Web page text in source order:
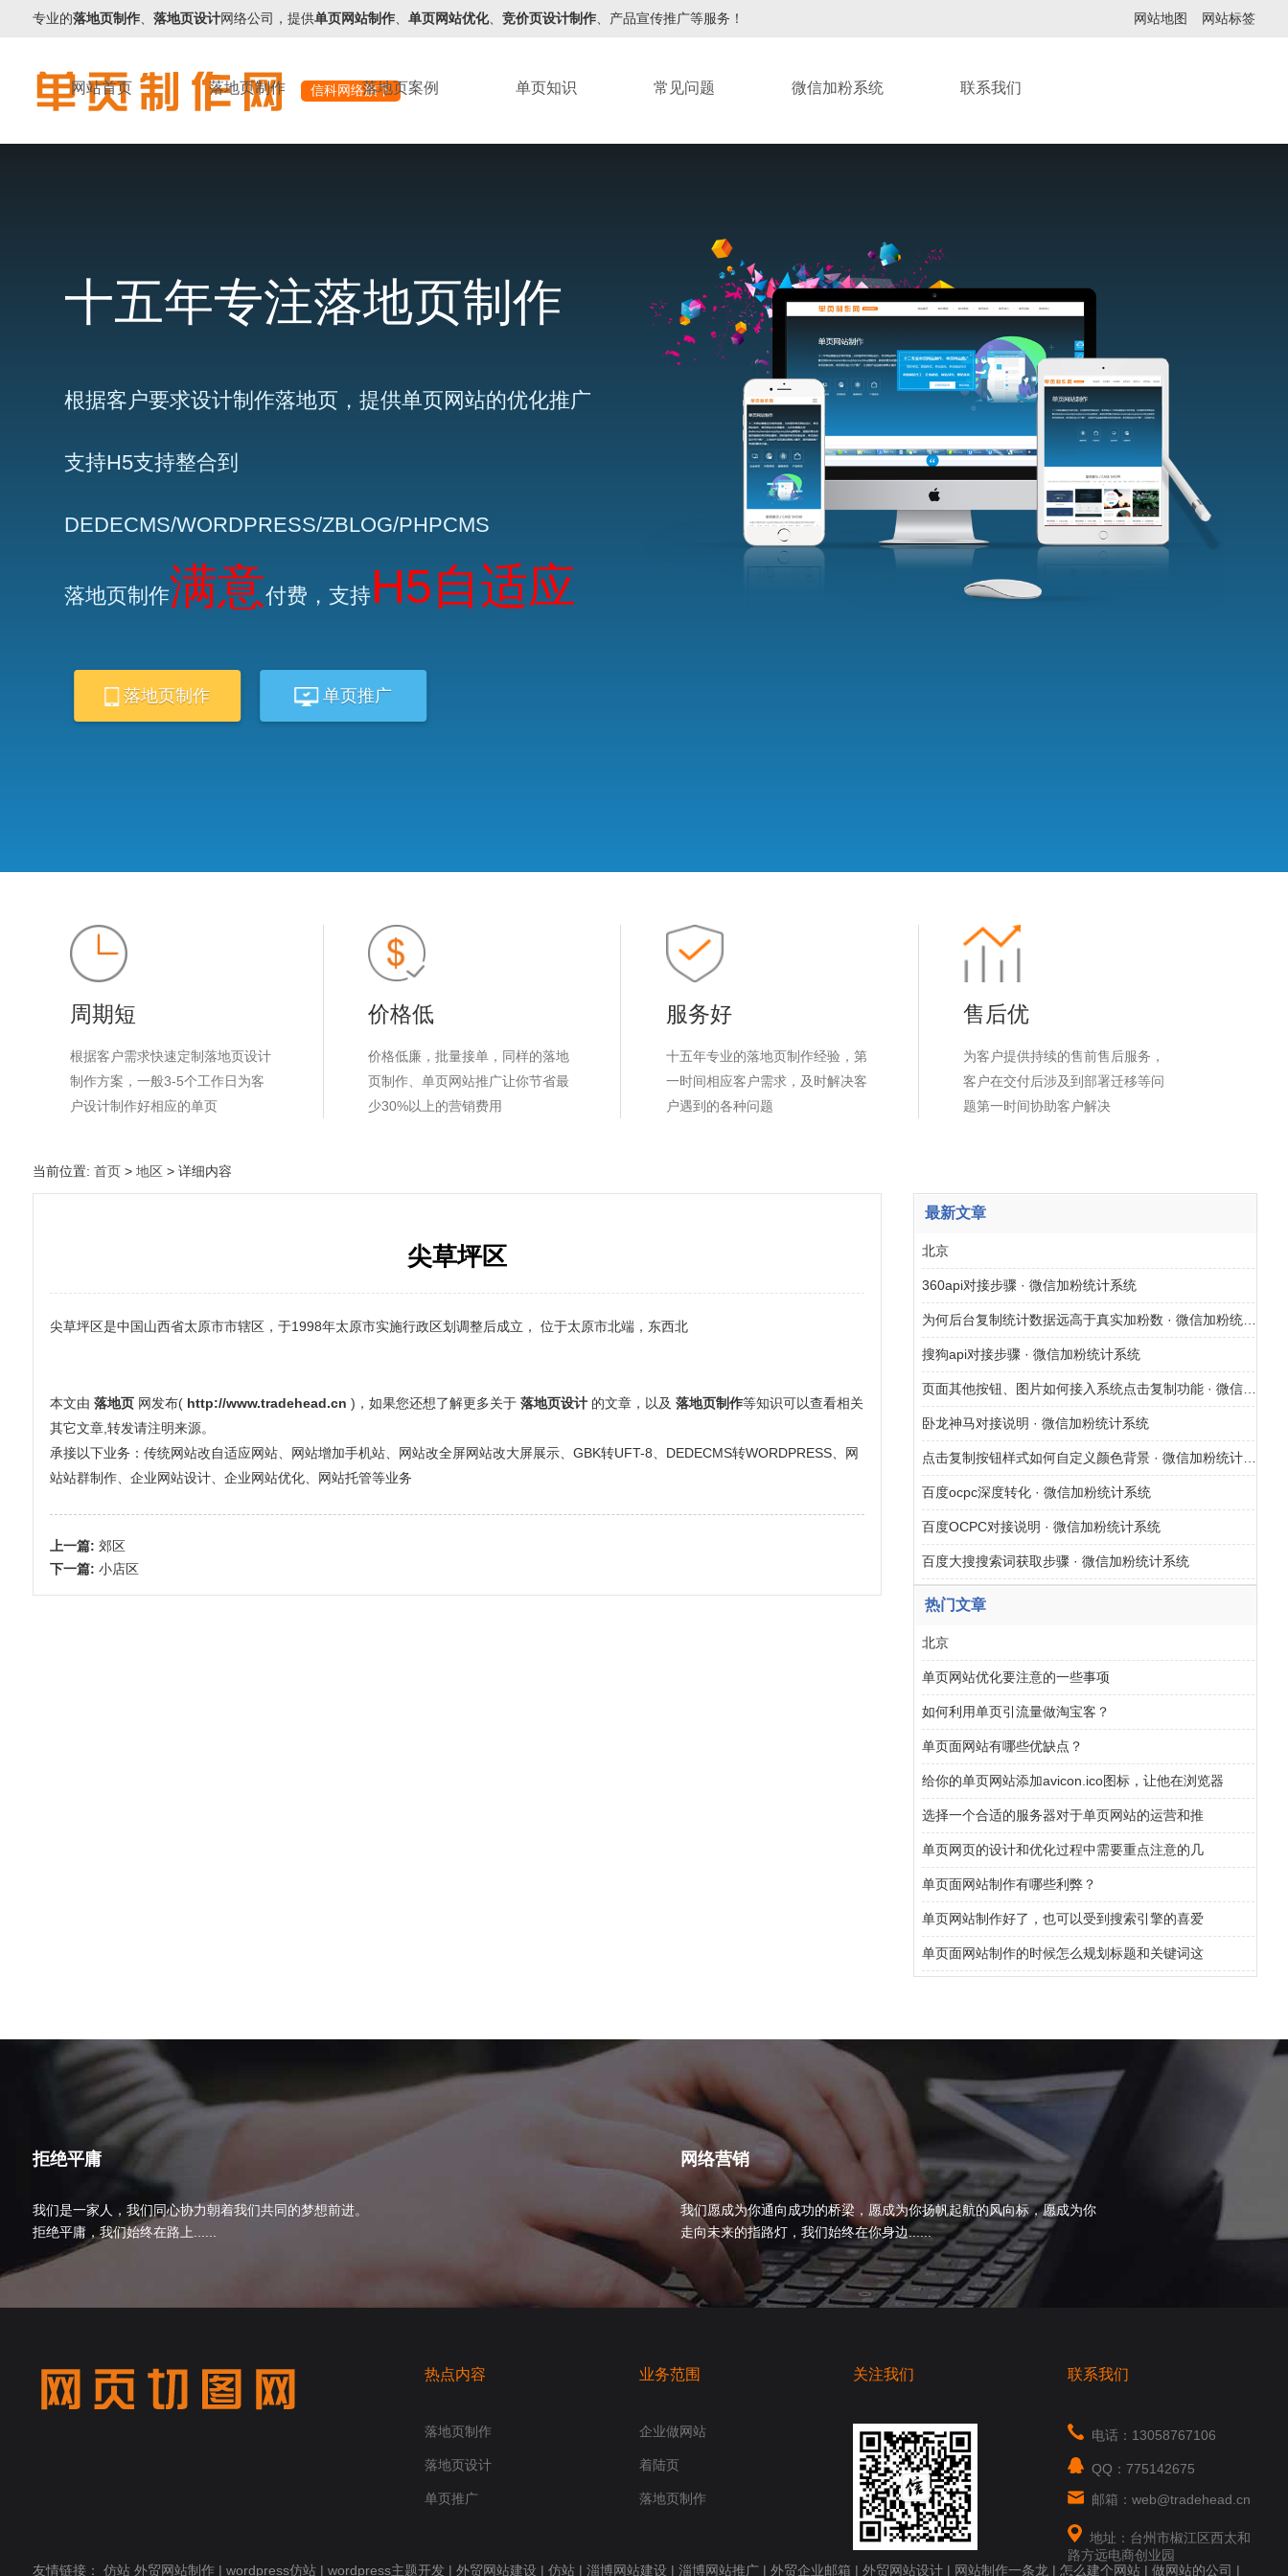
专业的落地页制作、 落地页设计网络公司，提供单页网站制作、 单页网站优化、 竞价页设计制作、产品宣传推广等服务！ 网站地图 网站标签
信科网络旗下
网站首页 落地页制作 落地页案例 单页知识 常见问题 微信加粉系统 联系我们
十五年专注落地页制作
根据客户要求设计制作落地页，提供单页网站的优化推广
支持H5支持整合到
DEDECMS/WORDPRESS/ZBLOG/PHPCMS
落地页制作满意付费，支持H5自适应
落地页制作 单页推广
周期短
根据客户需求快速定制落地页设计
制作方案，一般3-5个工作日为客
户设计制作好相应的单页
价格低
价格低廉，批量接单，同样的落地
页制作、单页网站推广让你节省最
少30%以上的营销费用
服务好
十五年专业的落地页制作经验，第
一时间相应客户需求，及时解决客
户遇到的各种问题
售后优
为客户提供持续的售前售后服务，
客户在交付后涉及到部署迁移等问
题第一时间协助客户解决
当前位置: 首页> 地区> 详细内容
尖草坪区
尖草坪区是中国山西省太原市市辖区，于1998年太原市实施行政区划调整后成立， 位于太原市北端，东西北
本文由 落地页 网发布( http://www.tradehead.cn )，如果您还想了解更多关于落地页设计 的文章，以及落地页制作等知识可以查看相关
其它文章,转发请注明来源。
承接以下业务：传统网站改自适应网站、网站增加手机站、网站改全屏网站改大屏展示、GBK转UFT-8、DEDECMS转WORDPRESS、网
站站群制作、企业网站设计、企业网站优化、网站托管等业务
上一篇:郊区
下一篇:小店区
最新文章
北京
360api对接步骤 · 微信加粉统计系统
为何后台复制统计数据远高于真实加粉数 · 微信加粉统计系统
搜狗api对接步骤 · 微信加粉统计系统
页面其他按钮、图片如何接入系统点击复制功能 · 微信加粉统计系统
卧龙神马对接说明 · 微信加粉统计系统
点击复制按钮样式如何自定义颜色背景 · 微信加粉统计系统
百度ocpc深度转化 · 微信加粉统计系统
百度OCPC对接说明 · 微信加粉统计系统
百度大搜搜索词获取步骤 · 微信加粉统计系统
热门文章
北京
单页网站优化要注意的一些事项
如何利用单页引流量做淘宝客？
单页面网站有哪些优缺点？
给你的单页网站添加avicon.ico图标，让他在浏览器
选择一个合适的服务器对于单页网站的运营和推
单页网页的设计和优化过程中需要重点注意的几
单页面网站制作有哪些利弊？
单页网站制作好了，也可以受到搜索引擎的喜爱
单页面网站制作的时候怎么规划标题和关键词这
拒绝平庸
我们是一家人，我们同心协力朝着我们共同的梦想前进。
拒绝平庸，我们始终在路上......
网络营销
我们愿成为你通向成功的桥梁，愿成为你扬帆起航的风向标，愿成为你
走向未来的指路灯，我们始终在你身边......
热点内容
落地页制作
落地页设计
单页推广
业务范围
企业做网站
着陆页
落地页制作
关注我们 联系我们
电话：13058767106
QQ：775142675
邮箱：web@tradehead.cn
地址：台州市椒江区西太和
路方远电商创业园
友情链接： 仿站 外贸网站制作| wordpress仿站| wordpress主题开发| 外贸网站建设 | 仿站| 淄博网站建设 | 淄博网站推广| 外贸企业邮箱 | 外贸网站设计| 网站制作一条龙 | 怎么建个网站| 做网站的公司 |